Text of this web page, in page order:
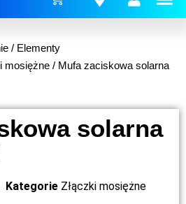
/ Elementy
mosiężne / Mufa zaciskowa solarna
solarna
Kategorie Złączki mosiężne